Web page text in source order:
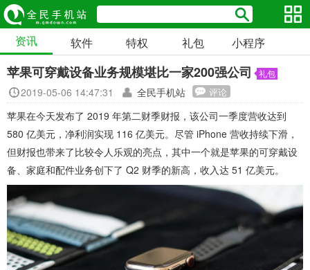
资讯 软件 特权 礼包 小程序
苹果可穿戴设备业务规模堪比一家200强公司 礼包
2019-05-06 14:47:31 全民手机站 评论
苹果在今天发布了 2019 年第二财季财报，该公司一季度营收达到
580 亿美元，净利润实现 116 亿美元。尽管 iPhone 营收持续下滑，
但财报也带来了比较令人乐观的亮点，其中一个就是苹果的可穿戴设
备、家庭和配件业务创下了 Q2 财季的新高，收入达 51 亿美元。